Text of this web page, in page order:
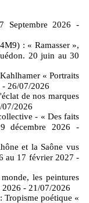
2026
-
: « Ramasser »,
20 juin au 30
« Portraits
- 26/07/2026
de nos marques
07/2026
- « Des faits
décembre 2026
-
et la Saône vus
au 17 février 2027 -
les peintures
2026 - 21/07/2026
Tropisme poétique «